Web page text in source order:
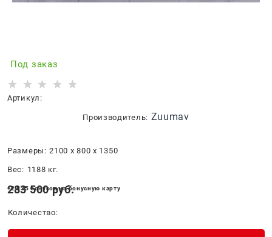
Под заказ
Артикул:
Производитель: Zuumav
Размеры: 2100 x 800 x 1350
Вес: 1188 кг.
283 500 руб.
+2 835 бонусов на бонусную карту
Количество: